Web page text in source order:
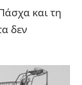
και τη
δεν